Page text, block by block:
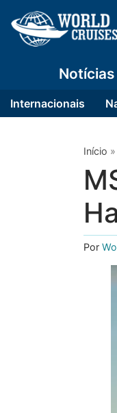
Notícias
Internacionais
Início »
Por